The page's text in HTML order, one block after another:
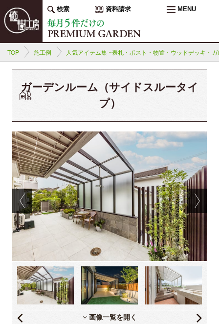
検索 資料請求 MENU
TOP 施工例 人気アイテム集 ~表札・ポスト・物置・ウッドデッキ・
ガーデンルーム（サイドスルータイ
プ）
画像一覧を開く